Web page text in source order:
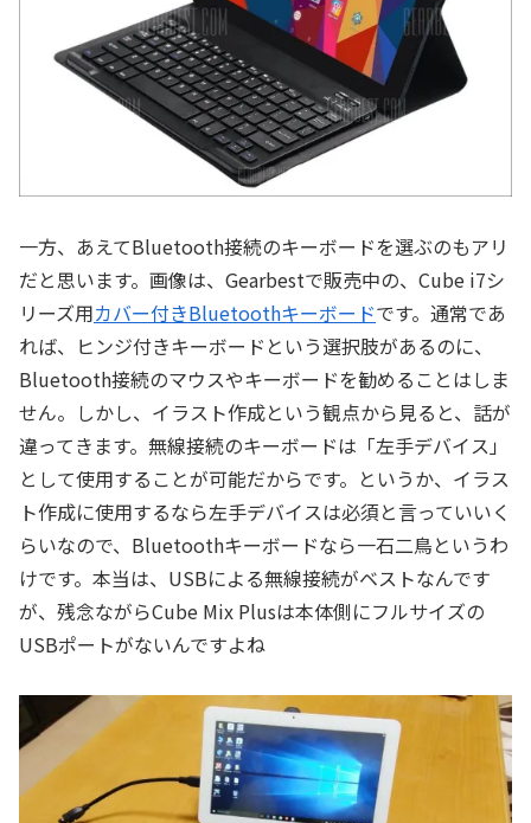
一方、あえてBluetooth接続のキーボードを選ぶのもアリ
だと思います。画像は、Gearbestで販売中の、Cube i7シ
リーズ用カバー付きBluetoothキーボードです。通常であ
れば、ヒンジ付きキーボードという選択肢があるのに、
Bluetooth接続のマウスやキーボードを勧めることはしま
せん。しかし、イラスト作成という観点から見ると、話が
違ってきます。無線接続のキーボードは「左手デバイス」
として使用することが可能だからです。というか、イラス
ト作成に使用するなら左手デバイスは必須と言っていいく
らいなので、Bluetoothキーボードなら一石二鳥というわ
けです。本当は、USBによる無線接続がベストなんです
が、残念ながらCube Mix Plusは本体側にフルサイズの
USBポートがないんですよね